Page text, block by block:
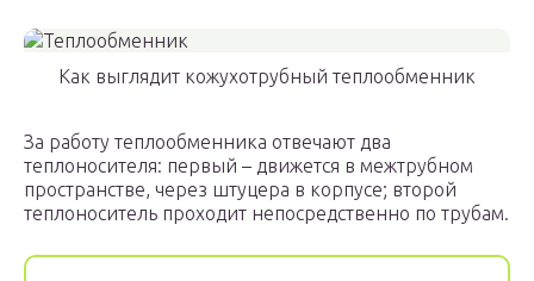
Как выглядит кожухотрубный теплообменник
За работу теплообменника отвечают два
теплоносителя: первый – движется в межтрубном
пространстве, через штуцера в корпусе; второй
теплоноситель проходит непосредственно по трубам.